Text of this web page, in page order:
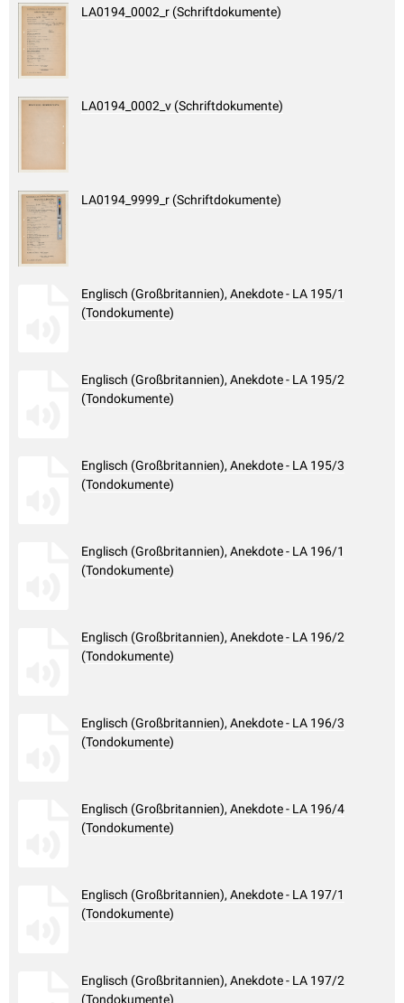
LA0194_0002_r (Schriftdokumente)
LA0194_0002_v (Schriftdokumente)
LA0194_9999_r (Schriftdokumente)
Englisch (Großbritannien), Anekdote - LA 195/1
(Tondokumente)
Englisch (Großbritannien), Anekdote - LA 195/2
(Tondokumente)
Englisch (Großbritannien), Anekdote - LA 195/3
(Tondokumente)
Englisch (Großbritannien), Anekdote - LA 196/1
(Tondokumente)
Englisch (Großbritannien), Anekdote - LA 196/2
(Tondokumente)
Englisch (Großbritannien), Anekdote - LA 196/3
(Tondokumente)
Englisch (Großbritannien), Anekdote - LA 196/4
(Tondokumente)
Englisch (Großbritannien), Anekdote - LA 197/1
(Tondokumente)
Englisch (Großbritannien), Anekdote - LA 197/2
(Tondokumente)